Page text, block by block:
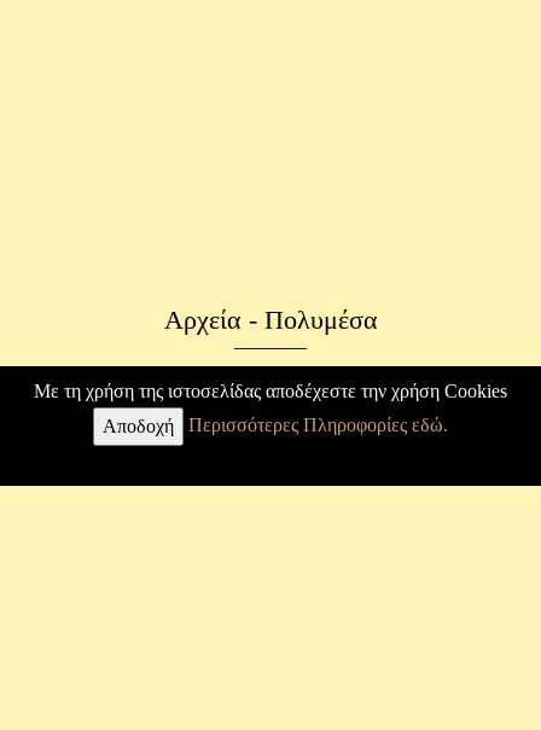
Αρχεία - Πολυμέσα
Φωτογραφικό Αρχείο
Κ. Καραθεοδωρή
Με τη χρήση της ιστοσελίδας αποδέχεστε την χρήση Cookies
Αποδοχή
Περισσότερες Πληροφορίες εδώ.